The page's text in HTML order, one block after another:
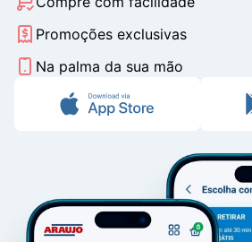
Promoções exclusivas
Na palma da sua mão